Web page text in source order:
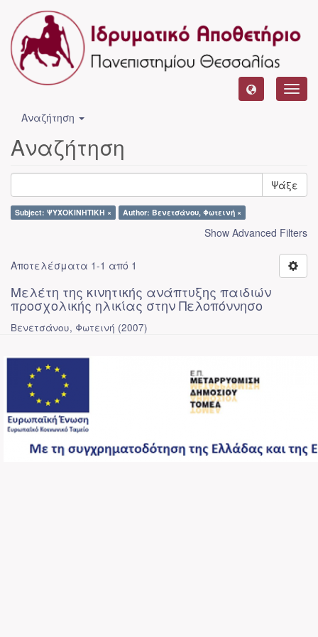
Αναζήτηση
Αναζήτηση
Ψάξε
Subject: ΨΥΧΟΚΙΝΗΤΙΚΗ × Author: Βενετσάνου, Φωτεινή ×
Show Advanced Filters
Αποτελέσματα 1-1 από 1
Μελέτη της κινητικής ανάπτυξης παιδιών
προσχολικής ηλικίας στην Πελοπόννησο
Βενετσάνου, Φωτεινή (2007)